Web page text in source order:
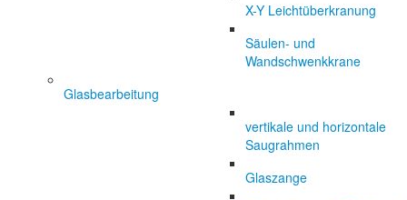
X-Y Leichtüberkranung
Säulen- und
Wandschwenkkrane
Glasbearbeitung
vertikale und horizontale
Saugrahmen
Glaszange